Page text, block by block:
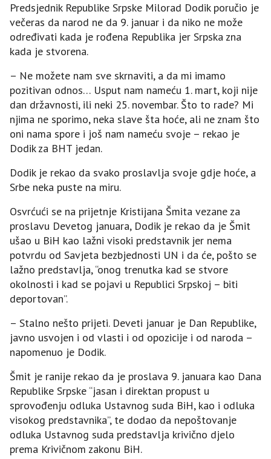
Predsjednik Republike Srpske Milorad Dodik poručio je
večeras da narod ne da 9. januar i da niko ne može
određivati kada je rođena Republika jer Srpska zna
kada je stvorena.
– Ne možete nam sve skrnaviti, a da mi imamo
pozitivan odnos… Usput nam nameću 1. mart, koji nije
dan državnosti, ili neki 25. novembar. Što to rade? Mi
njima ne sporimo, neka slave šta hoće, ali ne znam što
oni nama spore i još nam nameću svoje – rekao je
Dodik za BHT jedan.
Dodik je rekao da svako proslavlja svoje gdje hoće, a
Srbe neka puste na miru.
Osvrćući se na prijetnje Kristijana Šmita vezane za
proslavu Devetog januara, Dodik je rekao da je Šmit
ušao u BiH kao lažni visoki predstavnik jer nema
potvrdu od Savjeta bezbjednosti UN i da će, pošto se
lažno predstavlja, “onog trenutka kad se stvore
okolnosti i kad se pojavi u Republici Srpskoj – biti
deportovan”.
– Stalno nešto prijeti. Deveti januar je Dan Republike,
javno usvojen i od vlasti i od opozicije i od naroda –
napomenuo je Dodik.
Šmit je ranije rekao da je proslava 9. januara kao Dana
Republike Srpske “jasan i direktan propust u
sprovođenju odluka Ustavnog suda BiH, kao i odluka
visokog predstavnika”, te dodao da nepoštovanje
odluka Ustavnog suda predstavlja krivično djelo
prema Krivičnom zakonu BiH.